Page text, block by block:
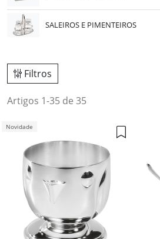
SALEIROS E PIMENTEIROS
Filtros
Artigos 1-35 de 35
Novidade